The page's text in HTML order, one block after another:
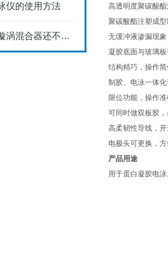
仪的使用方法
对于实验室漩涡混合器还不了解的，请看过来！
高透明度聚碳酸
聚碳酸酯注塑成
无缓冲液渗漏现
凝胶底面与玻璃
结构精巧，操作
制胶、电泳一体
限位功能，操作
可同时做双板胶
高柔韧性导线，
电极头可更换，
产品用途
用于蛋白凝胶电